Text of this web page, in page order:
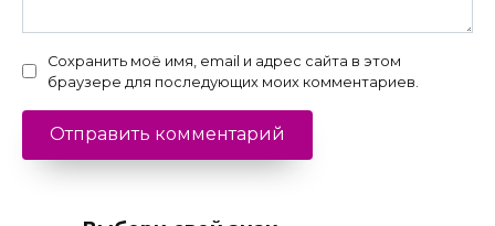
Сохранить моё имя, email и адрес сайта в этом
браузере для последующих моих комментариев.